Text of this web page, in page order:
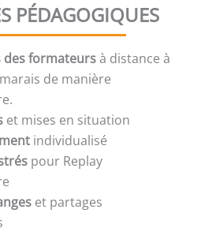
PÉDAGOGIQUES
formateursà distance à
de manière
et mises en situation
individualisé
pour Replay
et partages